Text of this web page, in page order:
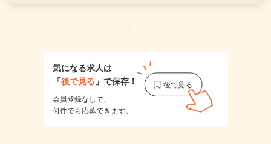
1
気になる求人は
「後で見る 」で保存！
会員登録なしで、
何件でも応募できます。